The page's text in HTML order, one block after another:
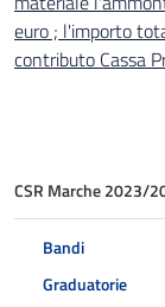
CSR Marche 2023/
Bandi
Graduatorie
euro ; l'importo
contributo Cassa